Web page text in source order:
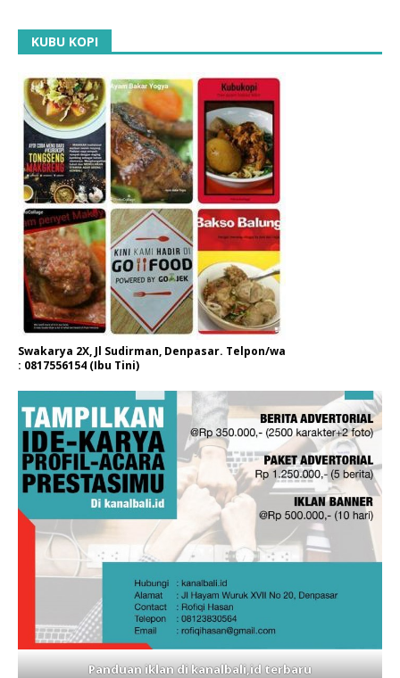
KUBU KOPI
Swakarya 2X, Jl Sudirman, Denpasar. Telpon/wa
: 0817556154 (Ibu Tini)
Panduan iklan di kanalbali,id terbaru